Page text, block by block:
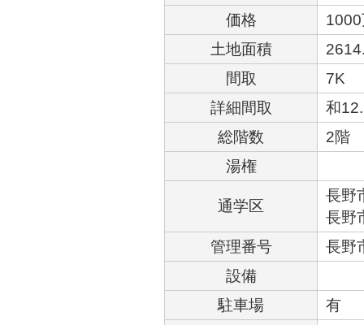
価格
土地面積
間取
7K
詳細間取
和
総階数
2階
湯権
通学区
長野
長野
管理番号
長野
設備
駐車場
有